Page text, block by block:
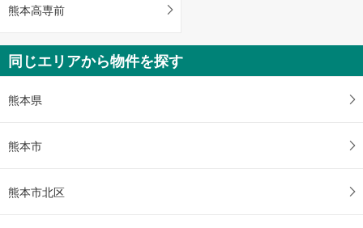
熊本高専前
同じエリアから物件を探す
熊本県
熊本市
熊本市北区